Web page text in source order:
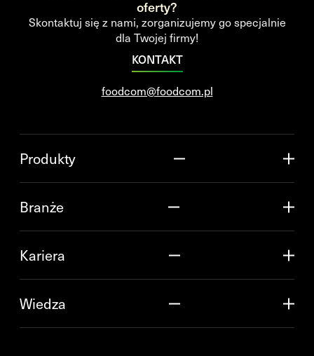
oferty?
Skontaktuj się z nami, zorganizujemy go specjalnie
dla Twojej firmy!
KONTAKT
foodcom@foodcom.pl
Produkty
Branże
Kariera
Wiedza